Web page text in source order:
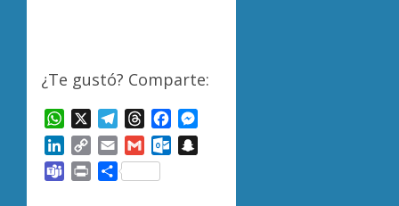
¿Te gustó? Comparte:
WhatsAppTelegram
ThreadsFacebook
LinkedIn
Copy
Link
Email GmailOutlook.com
TeamsPrintCompartir